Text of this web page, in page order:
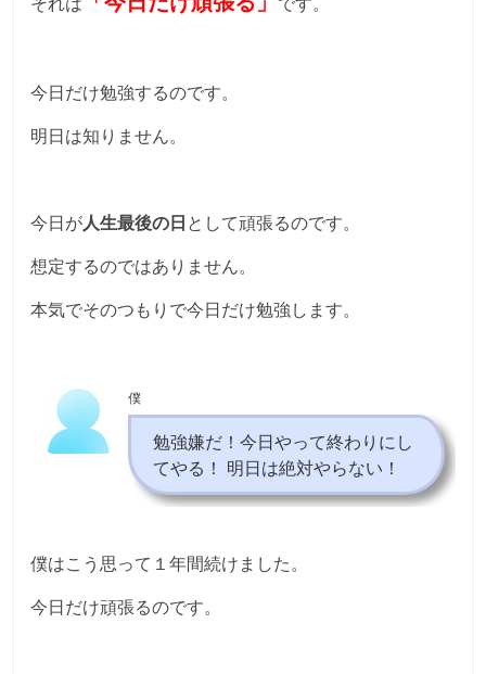
今日だけ勉強するのです。
明日は知りません。
今日が人生最後の日として頑張るのです。
想定するのではありません。
本気でそのつもりで今日だけ勉強します。
僕
勉強嫌だ！今日やって終わりにし
てやる！ 明日は絶対やらない！
僕はこう思って１年間続けました。
今日だけ頑張るのです。